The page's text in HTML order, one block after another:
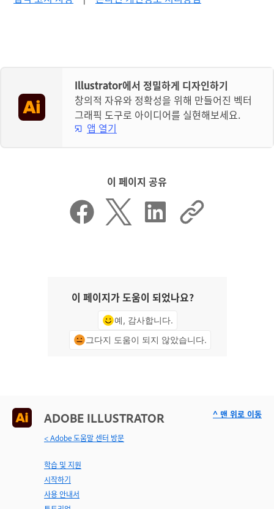
Illustrator에서 정밀하게 디자인하기
창의적 자유와 정확성을 위해 만들어진 벡터
그래픽 도구로 아이디어를 실현해보세요.
앱 열기
이 페이지 공유
이 페이지가 도움이 되었나요?
예, 감사합니다.
그다지 도움이 되지 않았습니다.
ADOBE ILLUSTRATOR
< Adobe 도움말 센터 방문
학습 및 지원
시작하기
사용 안내서
^ 맨 위로 이동